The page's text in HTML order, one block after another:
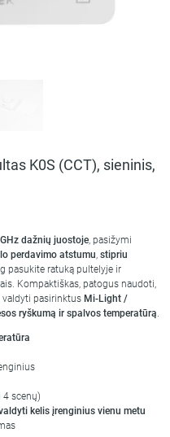
K0S (CCT), sieninis,
dažnių juostoje, pasižymi
perdavimo atstumu, stipriu
pasukite ratuką pultelyje ir
Kompaktiškas, patogus naudoti,
valdyti pasirinktus Mi-Light /
ryškumą ir spalvos temperatūrą.
4 scenų)
kelis įrenginius vienu metu